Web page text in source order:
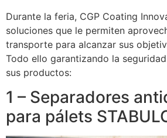
Durante la feria, CGP Coating
soluciones que le permiten
transporte para alcanzar sus
Todo ello garantizando la
sus productos:
1 – Separadores
para pálets